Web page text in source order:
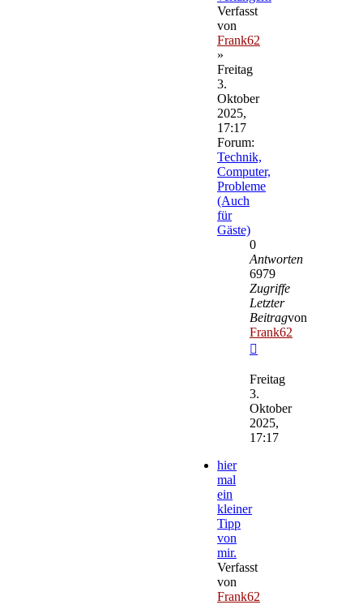
Verfasst
von
Frank62
»
Freitag
3.
Oktober
2025,
17:17
Forum:
Technik,
Computer,
Probleme
(Auch
für
Gäste)
0
Antworten
6979
Zugriffe
Letzter
Beitragvon
Frank62
Beitrag
Freitag
3.
Oktober
2025,
17:17
hier
mal
ein
kleiner
Tipp
von
mir.
Verfasst
von
Frank62